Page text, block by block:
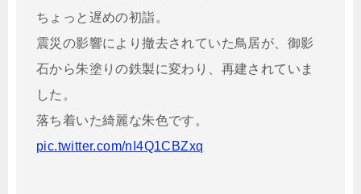
ちょっと遅めの初詣。
震災の影響により撤去されていた鳥居が、御影
石から朱塗りの鉄製に変わり、再建されていま
した。
落ち着いた綺麗な朱色です。
pic.twitter.com/nI4Q1CBZxq